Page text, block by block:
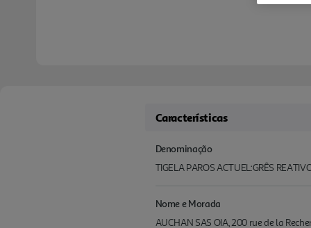
Características
Denominação
TIGELA PAROS ACTUEL:GRÊS
Nome e Morada
AUCHAN SAS OIA, 200 rue de la